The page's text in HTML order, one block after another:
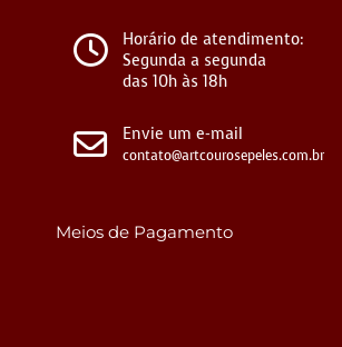
Horário de atendimento:
Segunda a segunda
das 10h às 18h
Envie um e-mail
contato@artcourosepeles.com.br
Meios de Pagamento